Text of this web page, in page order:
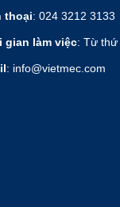
thoại: 024 3212 3133
gian làm việc: Từ thứ
: info@vietmec.com